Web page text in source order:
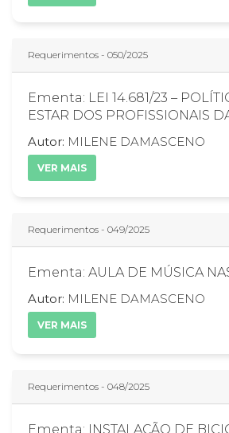
Requerimentos - 050/2025
Ementa: LEI 14.681/23 –
ESTAR DOS PROFISSIONAIS
Autor: MILENE DAMASCENO
VER MAIS
Requerimentos - 049/2025
Ementa: AULA DE MÚSICA
Autor: MILENE DAMASCENO
VER MAIS
Requerimentos - 048/2025
Ementa: INSTALAÇÃO DE